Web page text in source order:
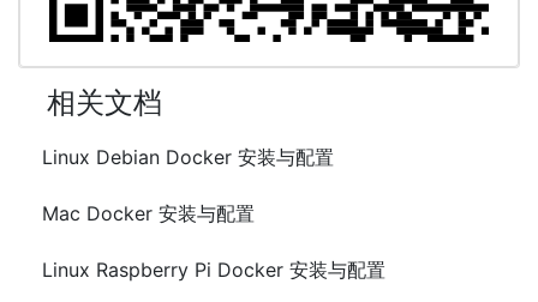
相关文档
Linux Debian Docker 安装与配置
Mac Docker 安装与配置
Linux Raspberry Pi Docker 安装与配置